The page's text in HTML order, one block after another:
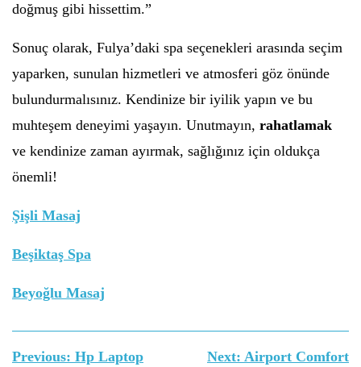
doğmuş gibi hissettim.”
Sonuç olarak, Fulya’daki spa seçenekleri arasında seçim
yaparken, sunulan hizmetleri ve atmosferi göz önünde
bulundurmalısınız. Kendinize bir iyilik yapın ve bu
muhteşem deneyimi yaşayın. Unutmayın, rahatlamak
ve kendinize zaman ayırmak, sağlığınız için oldukça
önemli!
Şişli Masaj
Beşiktaş Spa
Beyoğlu Masaj
Yazı
Previous: Hp Laptop
Next: Airport Comfort